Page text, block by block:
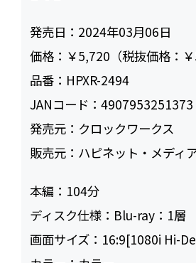
発売日： 2024年03月06日
価格： ￥5,720（税抜価格：￥
品番： HPXR-2494
JANコード：4907953251373
発売元： クロックワークス
販売元： ハピネット・メディ
本編： 104
ディスク仕様： Blu-ray：1層
画面サイズ： 16:9[1080i Hi-